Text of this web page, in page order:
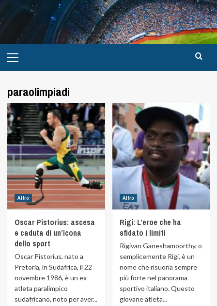
paraolimpiadi
Altro
Oscar Pistorius: ascesa
e caduta di un’icona
dello sport
Oscar Pistorius, nato a
Pretoria, in Sudafrica, il 22
novembre 1986, è un ex
atleta paralimpico
sudafricano, noto per aver...
Altro
Rigi: L’eroe che ha
sfidato i limiti
Rigivan Ganeshamoorthy, o
semplicemente Rigi, è un
nome che risuona sempre
più forte nel panorama
sportivo italiano. Questo
giovane atleta...